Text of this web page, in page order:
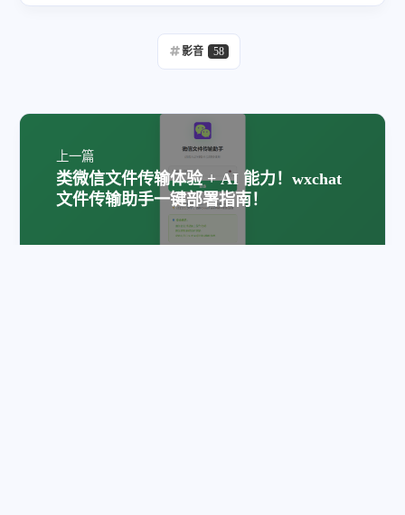
影音 58
上一篇
类微信文件传输体验 + AI 能力！wxchat
文件传输助手一键部署指南！